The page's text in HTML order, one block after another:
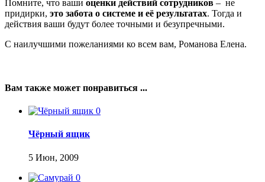
Помните, что ваши оценки действий сотрудников – не
придирки, это забота о системе и её результатах. Тогда и
действия ваши будут более точными и безупречными.
С наилучшими пожеланиями ко всем вам, Романова Елена.
Вам также может понравиться ...
0
Чёрный ящик
5 Июн, 2009
0